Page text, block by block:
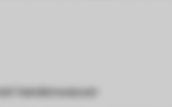
handenwasser